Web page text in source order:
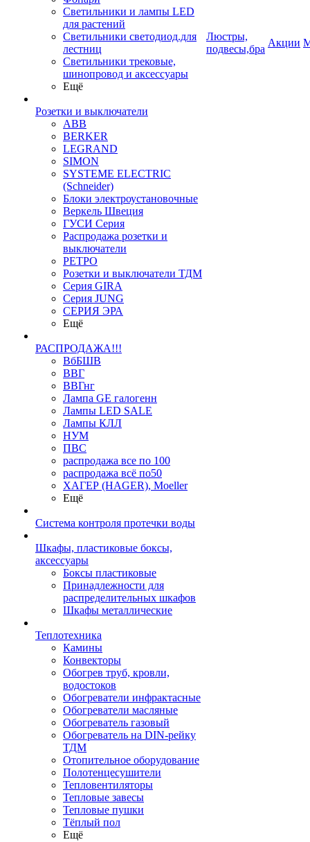
Светильники и лампы LED
для растений
Светильники светодиод.для
лестниц
Светильники трековые,
шинопровод и аксессуары
Ещё
Розетки и выключатели
ABB
BERKER
LEGRAND
SIMON
SYSTEME ELECTRIC
(Schneider)
Блоки электроустановочные
Веркель Швеция
ГУСИ Серия
Распродажа розетки и
выключатели
РЕТРО
Розетки и выключатели ТДМ
Серия GIRA
Серия JUNG
СЕРИЯ ЭРА
Ещё
РАСПРОДАЖА!!!
ВбБШВ
ВВГ
ВВГнг
Лампа GE галогенн
Лампы LED SALE
Лампы КЛЛ
НУМ
ПВС
распродажа все по 100
распродажа всё по50
ХАГЕР (HAGER), Moeller
Ещё
Система контроля протечки воды
Шкафы, пластиковые боксы,
аксессуары
Боксы пластиковые
Принадлежности для
распределительных шкафов
Шкафы металлические
Теплотехника
Камины
Конвекторы
Обогрев труб, кровли,
водостоков
Обогреватели инфрактасные
Обогреватели масляные
Обогреватель газовый
Обогреватель на DIN-рейку
ТДМ
Отопительное оборудование
Полотенцесушители
Тепловентиляторы
Тепловые завесы
Тепловые пушки
Тёплый пол
Ещё
Люстры,
подвесы,бра
Акции